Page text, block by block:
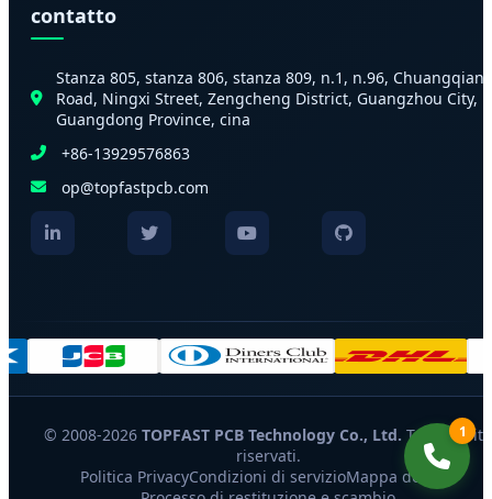
contatto
Stanza 805, stanza 806, stanza 809, n.1, n.96,
Road, Ningxi Street, Zengcheng District, Guangzhou City,
Guangdong Province, cina
+86-13929576863
op@topfastpcb.com
© 2008-2026 TOPFAST PCB Technology Co., Ltd. Tutti i diritti
riservati.
Politica PrivacyCondizioni di servizioMappa del sito
1